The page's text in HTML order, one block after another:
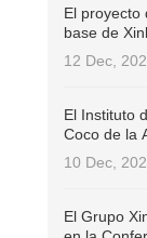
El proyecto
base de
Jiangxi ha
EU).
12 Dec,
El Instituto
Coco de la
Ciencias
un contrato
fertilizantes
coco
10 Dec,
El Grupo